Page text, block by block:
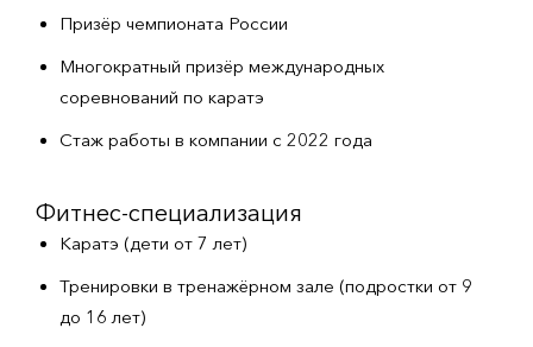
Призёр чемпионата России
Многократный призёр международных
соревнований по каратэ
Стаж работы в компании с 2022 года
Фитнес-специализация
Каратэ (дети от 7 лет)
Тренировки в тренажёрном зале (подростки от 9
до 16 лет)